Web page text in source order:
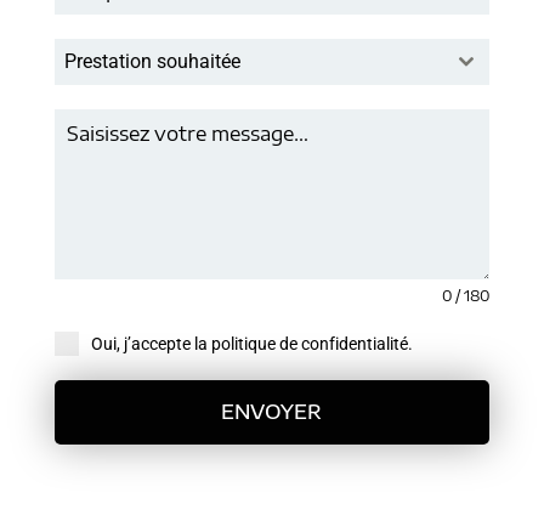
Prestation souhaitée
0 / 180
Oui, j’accepte la politique de confidentialité.
ENVOYER